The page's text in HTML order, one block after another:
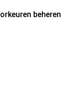
beheren